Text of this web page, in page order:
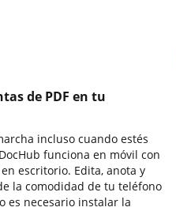
de PDF en tu
incluso cuando estés
funciona en móvil con
escritorio. Edita, anota y
la comodidad de tu teléfono
es necesario instalar la